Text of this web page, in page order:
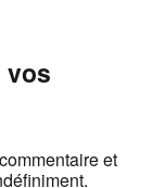
vos
et